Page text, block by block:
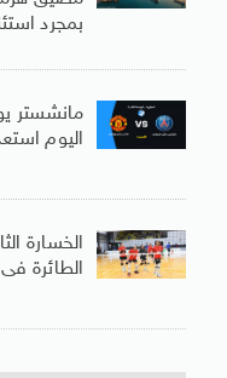
بمجرد
مانشستر
اليوم
الخسارة
الطائرة